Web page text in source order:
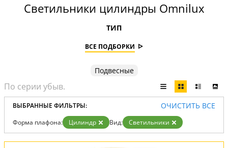
Светильники цилиндры Omnilux
ТИП
ВСЕ ПОДБОРКИ
Подвесные
ВЫБРАННЫЕ ФИЛЬТРЫ: ОЧИСТИТЬ ВСЕ
Форма плафона: Цилиндр Вид: Светильники